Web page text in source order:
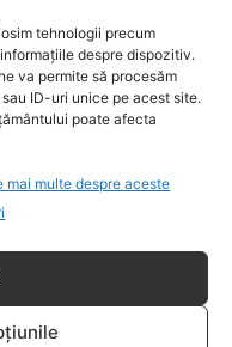
tehnologii precum
despre dispozitiv.
va permite să procesăm
ID-uri unice pe acest site.
poate afecta
mai multe despre aceste